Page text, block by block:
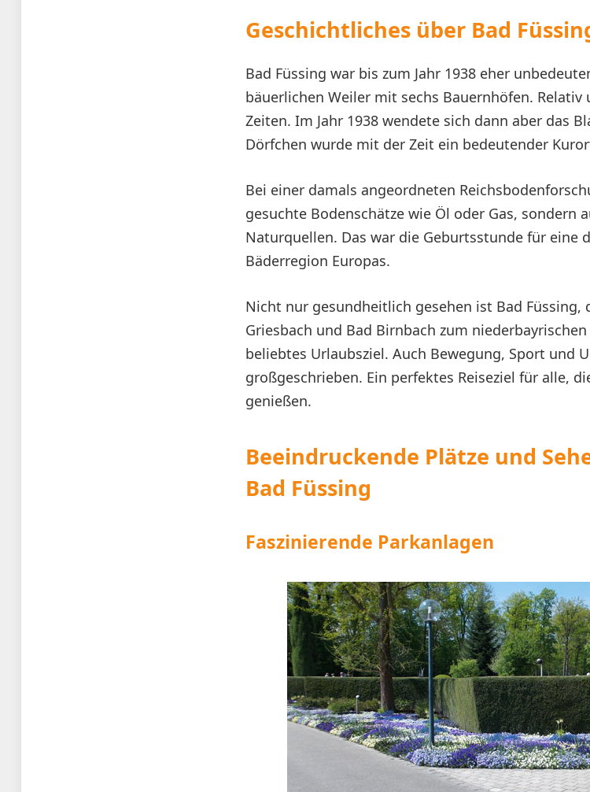
Geschichtliches über Bad
Bad Füssing war bis zum Jahr 1938 eher
bäuerlichen Weiler mit sechs Bauernhöfen.
Zeiten. Im Jahr 1938 wendete sich dann aber das
Dörfchen wurde mit der Zeit ein bedeutender
Bei einer damals angeordneten
gesuchte Bodenschätze wie Öl oder Gas, sondern
Naturquellen. Das war die Geburtsstunde für eine
Bäderregion Europas.
Nicht nur gesundheitlich gesehen ist Bad Füssing,
Griesbach und Bad Birnbach zum
beliebtes Urlaubsziel. Auch Bewegung, Sport und
großgeschrieben. Ein perfektes Reiseziel für alle,
genießen.
Beeindruckende Plätze und
Bad Füssing
Faszinierende Parkanlagen